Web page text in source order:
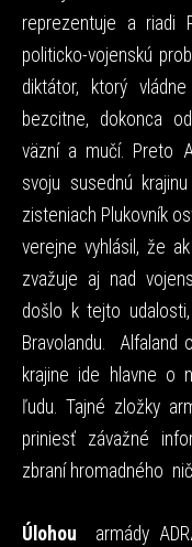
reprezentuje a riadi
politicko-vojenskú
diktátor, ktorý
bezcitne, dokonca
väzní a mučí. Preto
svoju susednú
zisteniach Plukovník
verejne vyhlásil, že
zvažuje aj nad
došlo k tejto
Bravolandu. Alfaland
krajine ide hlavne o
ľudu. Tajné zložky
priniesť závažné
zbraní hromadného
Úlohou armády